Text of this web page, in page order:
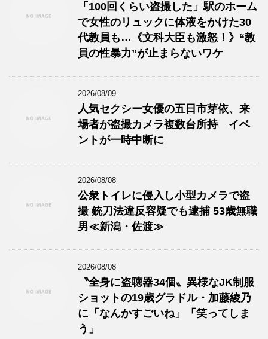
「100回くらい盗撮した」駅のホーム
で女性のリュックに体液をかけた30
代教員も…《文科大臣も激怒！》“教
員の性暴力”が止まらないワケ
2026/08/09
人気セクシー女優の五日市芽依、来
場者が盗撮カメラ複数台所持 イベ
ントが一時中断に
2026/08/08
公衆トイレに侵入し小型カメラで盗
撮 銃刀法違反容疑でも逮捕 53歳無職
男≪新潟・佐渡≫
2026/08/08
〝全身に盗聴器34個〟異様なJK制服
ショットの19歳グラドル・加藤綾乃
に「なんかすごいね」「笑ってしま
う」